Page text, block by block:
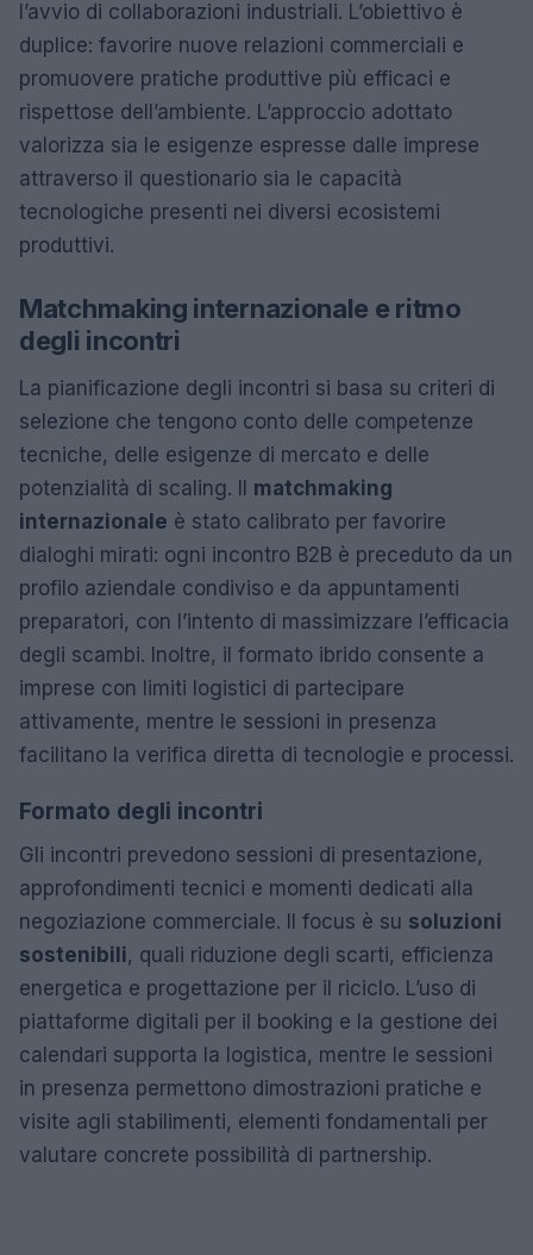
l’avvio di collaborazioni industriali. L’obiettivo è
duplice: favorire nuove relazioni commerciali e
promuovere pratiche produttive più efficaci e
rispettose dell’ambiente. L’approccio adottato
valorizza sia le esigenze espresse dalle imprese
attraverso il questionario sia le capacità
tecnologiche presenti nei diversi ecosistemi
produttivi.
Matchmaking internazionale e ritmo
degli incontri
La pianificazione degli incontri si basa su criteri di
selezione che tengono conto delle competenze
tecniche, delle esigenze di mercato e delle
potenzialità di scaling. Il matchmaking
internazionale è stato calibrato per favorire
dialoghi mirati: ogni incontro B2B è preceduto da un
profilo aziendale condiviso e da appuntamenti
preparatori, con l’intento di massimizzare l’efficacia
degli scambi. Inoltre, il formato ibrido consente a
imprese con limiti logistici di partecipare
attivamente, mentre le sessioni in presenza
facilitano la verifica diretta di tecnologie e processi.
Formato degli incontri
Gli incontri prevedono sessioni di presentazione,
approfondimenti tecnici e momenti dedicati alla
negoziazione commerciale. Il focus è su soluzioni
sostenibili, quali riduzione degli scarti, efficienza
energetica e progettazione per il riciclo. L’uso di
piattaforme digitali per il booking e la gestione dei
calendari supporta la logistica, mentre le sessioni
in presenza permettono dimostrazioni pratiche e
visite agli stabilimenti, elementi fondamentali per
valutare concrete possibilità di partnership.